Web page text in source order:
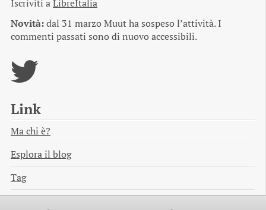
Iscriviti aLibreItalia
Novità:dal 31 marzo Muut ha sospeso l’attività. I
commenti passati sono di nuovo accessibili.
Link
Ma chi è?
Esplora il blog
Tag